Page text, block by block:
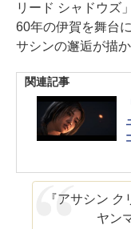
リード シャドウズ
60年の伊賀を舞台
サシンの邂逅が描か
関連記事
『アサシン
ヤン